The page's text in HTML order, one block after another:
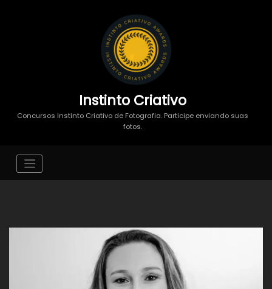
Instinto Criativo
Concursos Instinto Criativo de Fotografia. Participe enviando suas
fotos.